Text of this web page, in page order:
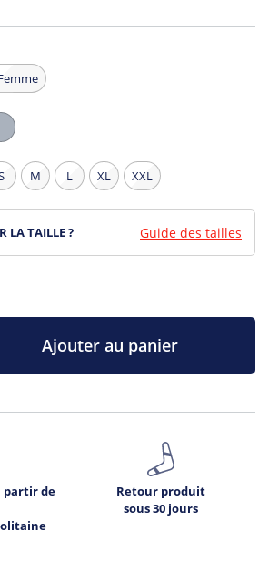
M L XL XXL
LA TAILLE ? Guide des tailles
Ajouter au panier
partir de
Retour produit
sous 30 jours